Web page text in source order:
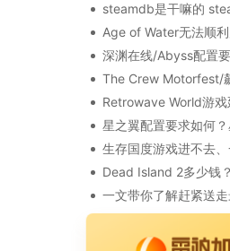
steamdb是干嘛的